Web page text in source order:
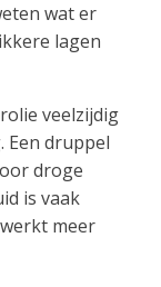
wat er
lagen
veelzijdig
Een druppel
droge
is vaak
meer